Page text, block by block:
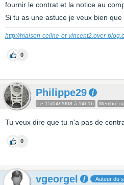
fournir le contrat et la notice au
Si tu as une astuce je veux bien que
http://maison-celine-et-vincent2.over-
0
Philippe29
Le 15/04/2008 à 14h16 Membre
Tu veux dire que tu n'a pas de
0
vgeorgel Auteur du